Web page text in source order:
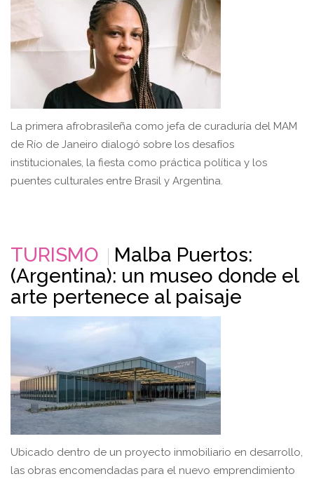
La primera afrobrasileña como jefa de curaduría del MAM
de Río de Janeiro dialogó sobre los desafíos
institucionales, la fiesta como práctica política y los
puentes culturales entre Brasil y Argentina.
TURISMO
Malba Puertos:
(Argentina): un museo donde el
arte pertenece al paisaje
Ubicado dentro de un proyecto inmobiliario en desarrollo,
las obras encomendadas para el nuevo emprendimiento